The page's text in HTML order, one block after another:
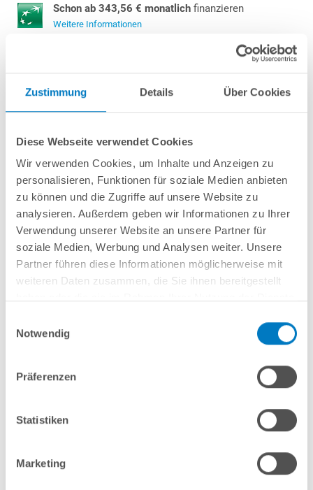
Zustimmung Details Über Cookies
Diese Webseite verwendet Cookies
Wir verwenden Cookies, um Inhalte und Anzeigen zu
personalisieren, Funktionen für soziale Medien anbieten
zu können und die Zugriffe auf unsere Website zu
analysieren. Außerdem geben wir Informationen zu Ihrer
Verwendung unserer Website an unsere Partner für
soziale Medien, Werbung und Analysen weiter. Unsere
Partner führen diese Informationen möglicherweise mit
weiteren Daten zusammen, die Sie ihnen bereitgestellt
Notwendig
Präferenzen
Statistiken
Marketing
Schon ab 343,56 € monatlich finanzieren
Weitere Informationen
Geeignet für Pools mit bspw. 10,00 x 5,00 m
Polycarbonat-Doppelstegplatten mit 10 mm Stärke
Mit begehbaren Schienen und abschließbarer, frontseitiger Schiebetür
Vormontierte Fertigmodule = sehr schnelle und einfache Montage
Außenmaße: 10,76 x 5,85 x 1,81 m
Innenmaße: 10,66 x 5,14 x 1,80 m
In den Warenkorb
info(at)poolsana.de Anfrageformular